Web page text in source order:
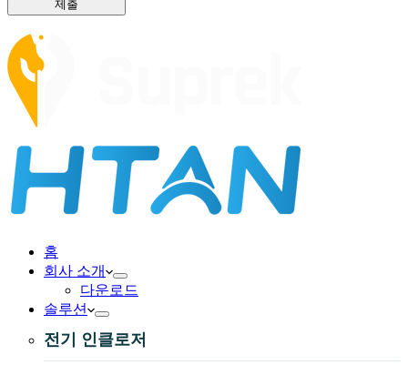
제출
홈
회사 소개
다운로드
솔루션
전기 인클로저